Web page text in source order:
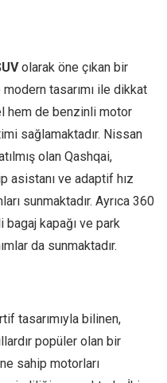
olarak öne çıkan bir
modern tasarımı ile dikkat
hem de benzinli motor
sağlamaktadır. Nissan
olan Qashqai,
asistanı ve adaptif hız
sunmaktadır. Ayrıca 360
kapağı ve park
da sunmaktadır.
tasarımıyla bilinen,
popüler olan bir
sahip motorları